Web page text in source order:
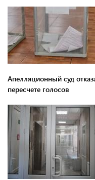
Апелляционный суд
пересчете голосов